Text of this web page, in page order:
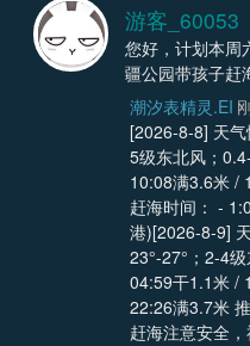
游客_60053
您好，计划本周
疆公园带孩子赶
潮汐表精灵.EI
[2026-8-8] 天气
5级东北风；
10:08满3.6米 /
赶海时间： - 1:00 ~ 3:50
港)[2026-8-9]
23°-27°；2-4
04:59干1.1米 /
22:26满3.7米
赶海注意安全，